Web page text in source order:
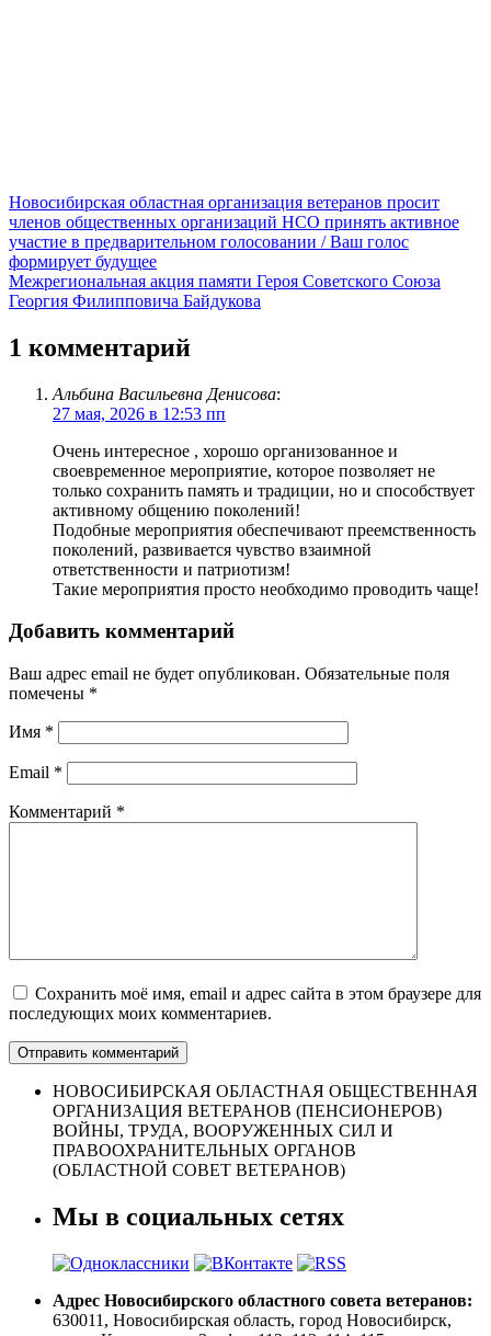
Новосибирская областная организация ветеранов просит
членов общественных организаций НСО принять активное
участие в предварительном голосовании / Ваш голос
формирует будущее
Межрегиональная акция памяти Героя Советского Союза
Георгия Филипповича Байдукова
1 комментарий
Альбина Васильевна Денисова:
27 мая, 2026 в 12:53 пп
Очень интересное , хорошо организованное и
своевременное мероприятие, которое позволяет не
только сохранить память и традиции, но и способствует
активному общению поколений!
Подобные мероприятия обеспечивают преемственность
поколений, развивается чувство взаимной
ответственности и патриотизм!
Такие мероприятия просто необходимо проводить чаще!
Добавить комментарий
Ваш адрес email не будет опубликован. Обязательные поля
помечены *
Имя *
Email *
Комментарий *
Сохранить моё имя, email и адрес сайта в этом браузере для
последующих моих комментариев.
НОВОСИБИРСКАЯ ОБЛАСТНАЯ ОБЩЕСТВЕННАЯ
ОРГАНИЗАЦИЯ ВЕТЕРАНОВ (ПЕНСИОНЕРОВ)
ВОЙНЫ, ТРУДА, ВООРУЖЕННЫХ СИЛ И
ПРАВООХРАНИТЕЛЬНЫХ ОРГАНОВ
(ОБЛАСТНОЙ СОВЕТ ВЕТЕРАНОВ)
Мы в социальных сетях
Адрес Новосибирского областного совета ветеранов:
630011, Новосибирская область, город Новосибирск,